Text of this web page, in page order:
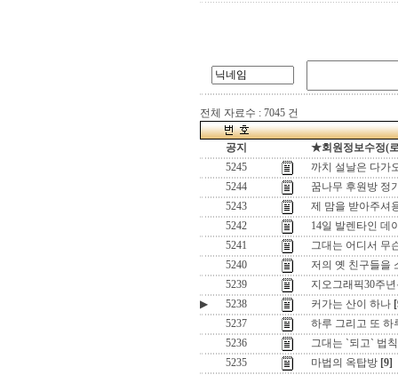
전체 자료수 : 7045 건
공지
★회원정보수정(
5245
까치 설날은 다가
5244
꿈나무 후원방 정
5243
제 맘을 받아주셔
5242
14일 발렌타인 데
5241
그대는 어디서 무
5240
저의 옛 친구들을
5239
지오그래픽30주
▶
5238 커가는 산이 하나
5237
하루 그리고 또 하
5236
그대는 `되고` 법
5235
마법의 옥탑방 [9]